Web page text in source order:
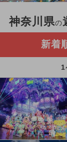
神奈川県の
新着
1